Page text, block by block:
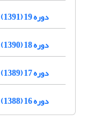
دوره 19 (1391)
دوره 18 (1390)
دوره 17 (1389)
دوره 16 (1388)